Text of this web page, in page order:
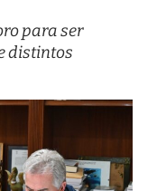
para ser
distintos